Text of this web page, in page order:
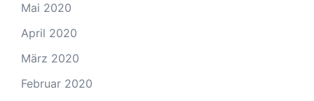
Mai 2020
April 2020
März 2020
Februar 2020